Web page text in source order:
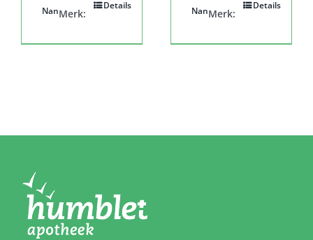
Details
Merk:
Nan
Details
Merk:
Nan